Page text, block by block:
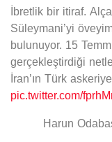
İbretlik bir itiraf.
Süleymani’yi
bulunuyor. 15
gerçekleştirdiği
İran’ın Türk
pic.twitter.com/